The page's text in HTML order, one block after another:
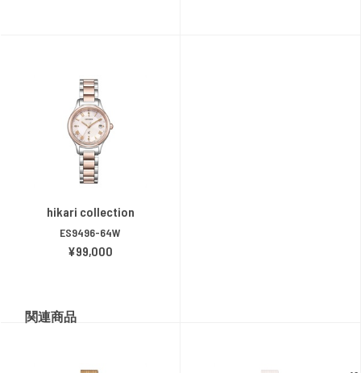
hikari collection
ES9496-64W
¥99,000
関連商品